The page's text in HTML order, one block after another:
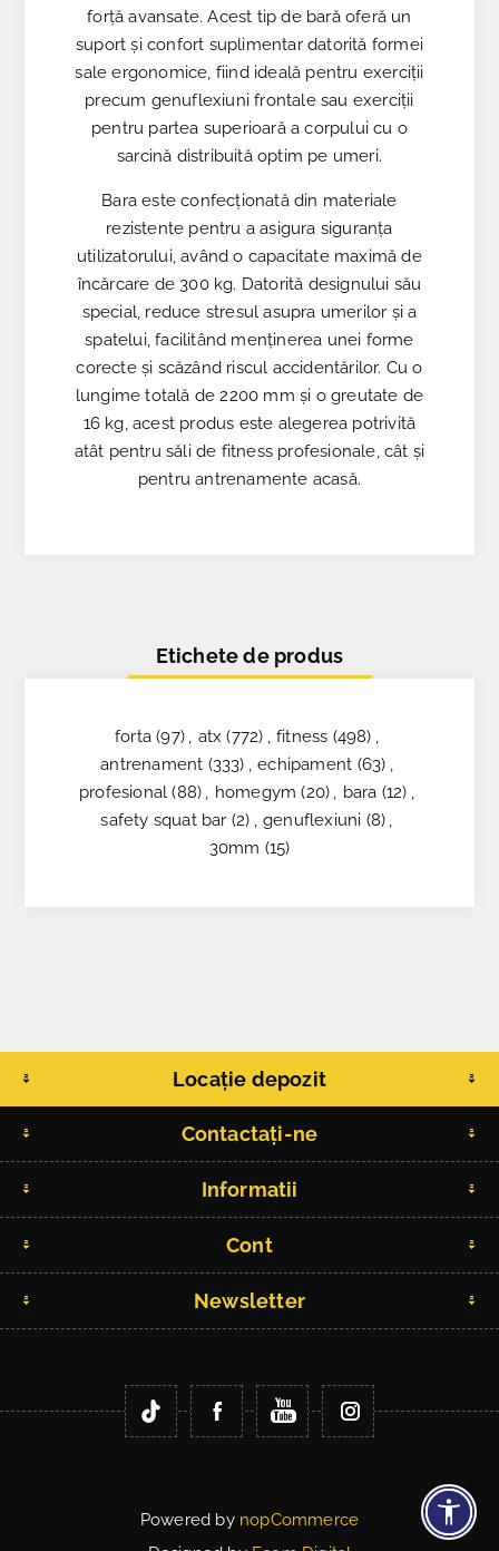
forță avansate. Acest tip de bară oferă un
suport și confort suplimentar datorită formei
sale ergonomice, fiind ideală pentru exerciții
precum genuflexiuni frontale sau exerciții
pentru partea superioară a corpului cu o
sarcină distribuită optim pe umeri.
Bara este confecționată din materiale
rezistente pentru a asigura siguranța
utilizatorului, având o capacitate maximă de
încărcare de 300 kg. Datorită designului său
special, reduce stresul asupra umerilor și a
spatelui, facilitând menținerea unei forme
corecte și scăzând riscul accidentărilor. Cu o
lungime totală de 2200 mm și o greutate de
16 kg, acest produs este alegerea potrivită
atât pentru săli de fitness profesionale, cât și
pentru antrenamente acasă.
Etichete de produs
forta (97) , atx (772) , fitness (498) ,
antrenament (333) , echipament (63) ,
profesional (88) , homegym (20) , bara (12) ,
safety squat bar (2) , genuflexiuni (8) ,
30mm (15)
Locație depozit
Contactați-ne
Informatii
Cont
Newsletter
Copyright © 2026 Fitlife.ro. Toate drepturile rezervate.
Powered by nopCommerce